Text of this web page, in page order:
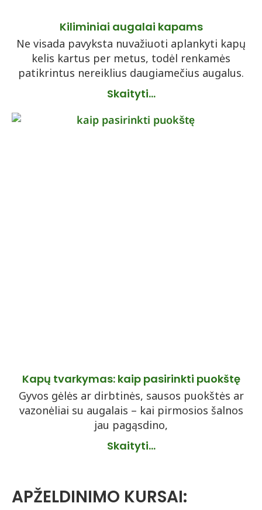
Kiliminiai augalai kapams
Ne visada pavyksta nuvažiuoti aplankyti kapų
kelis kartus per metus, todėl renkamės
patikrintus nereiklius daugiamečius augalus.
Skaityti...
Kapų tvarkymas: kaip pasirinkti puokštę
Gyvos gėlės ar dirbtinės, sausos puokštės ar
vazonėliai su augalais – kai pirmosios šalnos
jau pagąsdino,
Skaityti...
APŽELDINIMO KURSAI: